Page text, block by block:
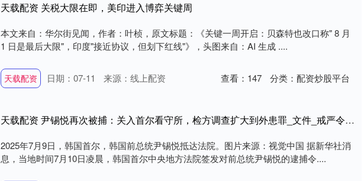
天载配资 关税大限在即，美印进入博弈关键周
本文来自：华尔街见闻，作者：叶桢，原文标题：《关键一周开启：贝森特也改口称" 8 月
1 日是最后大限"，印度"接近协议，但划下红线"》，头图来自：AI 生成 ....
天载配资 日期：07-11 来源：线上配资 查看： 147 分类： 配资炒股平台
天载配资 尹锡悦再次被捕：关入首尔看守所，检方调查扩大到外患罪_文件_戒严令_警卫
2025年7月9日，韩国首尔，韩国前总统尹锡悦抵达法院。图片来源：视觉中国 据新华社消
息，当地时间7月10日凌晨，韩国首尔中央地方法院签发对前总统尹锡悦的逮捕令....